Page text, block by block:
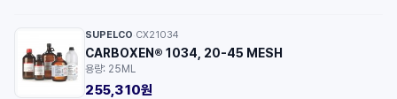
SUPELCO CX21034
CARBOXEN® 1034, 20-45 MESH
용량: 25ML
255,310원